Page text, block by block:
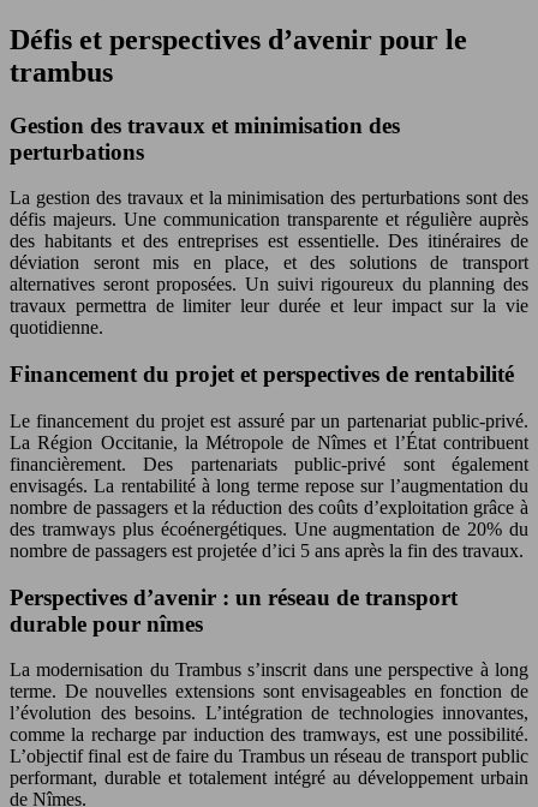
Défis et perspectives d’avenir pour le
trambus
Gestion des travaux et minimisation des
perturbations
La gestion des travaux et la minimisation des perturbations sont des
défis majeurs. Une communication transparente et régulière auprès
des habitants et des entreprises est essentielle. Des itinéraires de
déviation seront mis en place, et des solutions de transport
alternatives seront proposées. Un suivi rigoureux du planning des
travaux permettra de limiter leur durée et leur impact sur la vie
quotidienne.
Financement du projet et perspectives de rentabilité
Le financement du projet est assuré par un partenariat public-privé.
La Région Occitanie, la Métropole de Nîmes et l’État contribuent
financièrement. Des partenariats public-privé sont également
envisagés. La rentabilité à long terme repose sur l’augmentation du
nombre de passagers et la réduction des coûts d’exploitation grâce à
des tramways plus écoénergétiques. Une augmentation de 20% du
nombre de passagers est projetée d’ici 5 ans après la fin des travaux.
Perspectives d’avenir : un réseau de transport
durable pour nîmes
La modernisation du Trambus s’inscrit dans une perspective à long
terme. De nouvelles extensions sont envisageables en fonction de
l’évolution des besoins. L’intégration de technologies innovantes,
comme la recharge par induction des tramways, est une possibilité.
L’objectif final est de faire du Trambus un réseau de transport public
performant, durable et totalement intégré au développement urbain
de Nîmes.